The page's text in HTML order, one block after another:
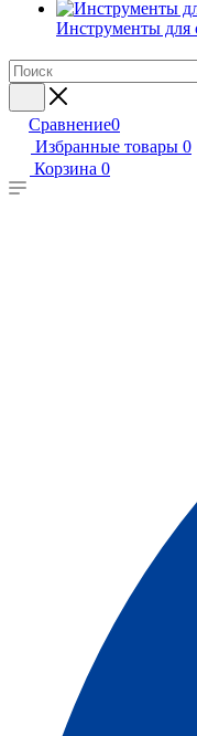
Инструменты для
Сравнение0
Избранные товары 0
Корзина 0